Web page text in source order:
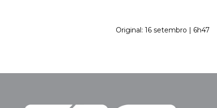
Original: 16 setembro | 6h47